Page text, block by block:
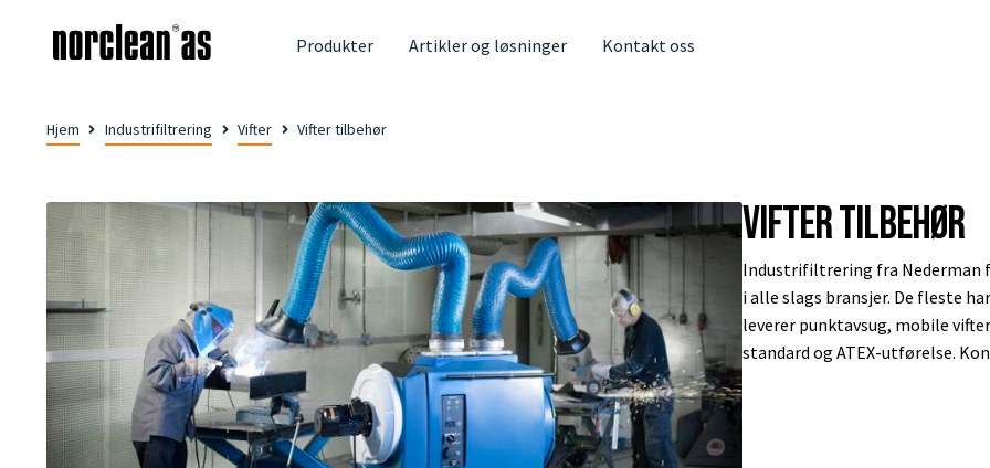
Produkter Artikler og løsninger Kontakt oss
Hjem Industrifiltrering Vifter Vifter tilbehør
Vifter tilbehør
Industrifiltrering fra Nederman
i alle slags bransjer. De fleste
leverer punktavsug, mobile
standard og ATEX-utførelse.